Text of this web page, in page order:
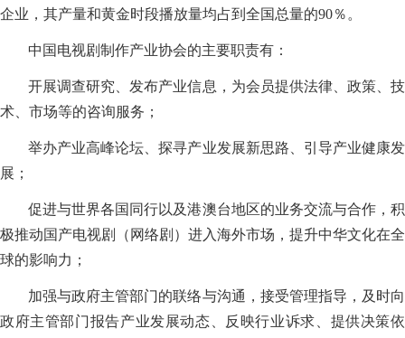
企业，其产量和黄金时段播放量均占到全国总量的90％。
中国电视剧制作产业协会的主要职责有：
开展调查研究、发布产业信息，为会员提供法律、政策、技
术、市场等的咨询服务；
举办产业高峰论坛、探寻产业发展新思路、引导产业健康发
展；
促进与世界各国同行以及港澳台地区的业务交流与合作，积
极推动国产电视剧（网络剧）进入海外市场，提升中华文化在全
球的影响力；
加强与政府主管部门的联络与沟通，接受管理指导，及时向
政府主管部门报告产业发展动态、反映行业诉求、提供决策依